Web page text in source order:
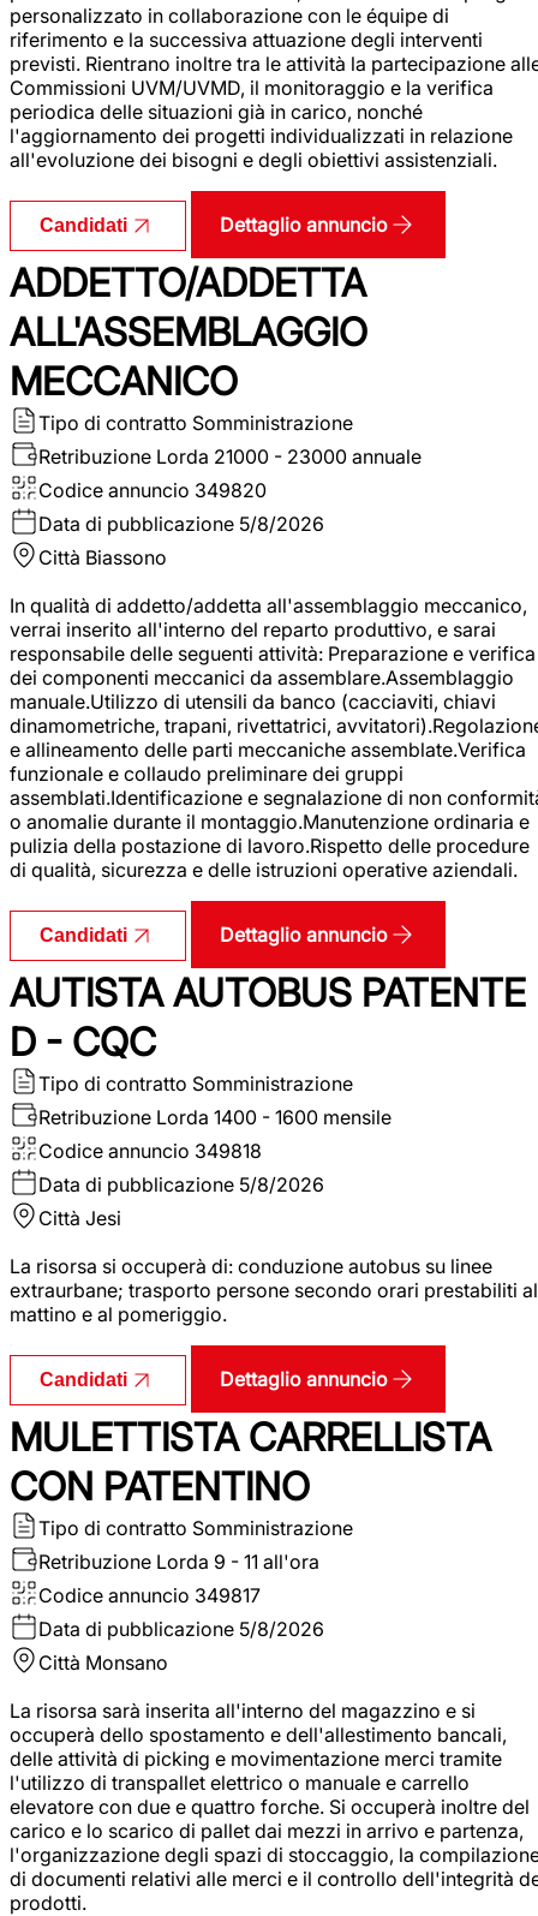
personalizzato in collaborazione con le équipe di
riferimento e la successiva attuazione degli interventi
previsti. Rientrano inoltre tra le attività la partecipazione
Commissioni UVM/UVMD, il monitoraggio e la verifica
periodica delle situazioni già in carico, nonché
l'aggiornamento dei progetti individualizzati in relazione
all'evoluzione dei bisogni e degli obiettivi assistenziali.
Candidati Dettaglio annuncio
ADDETTO/ADDETTA
ALL'ASSEMBLAGGIO
MECCANICO
Tipo di contratto Somministrazione
Retribuzione Lorda 21000 - 23000 annuale
Codice annuncio 349820
Data di pubblicazione 5/8/2026
Città Biassono
In qualità di addetto/addetta all'assemblaggio meccanico,
verrai inserito all'interno del reparto produttivo, e sarai
responsabile delle seguenti attività: Preparazione e verifica
dei componenti meccanici da assemblare.Assemblaggio
manuale.Utilizzo di utensili da banco (cacciaviti, chiavi
dinamometriche, trapani, rivettatrici,
e allineamento delle parti meccaniche assemblate.Verifica
funzionale e collaudo preliminare dei gruppi
assemblati.Identificazione e segnalazione di non
o anomalie durante il montaggio.Manutenzione ordinaria e
pulizia della postazione di lavoro.Rispetto delle procedure
di qualità, sicurezza e delle istruzioni operative aziendali.
Candidati Dettaglio annuncio
AUTISTA AUTOBUS PATENTE
D - CQC
Tipo di contratto Somministrazione
Retribuzione Lorda 1400 - 1600 mensile
Codice annuncio 349818
Data di pubblicazione 5/8/2026
Città Jesi
La risorsa si occuperà di: conduzione autobus su linee
extraurbane; trasporto persone secondo orari prestabiliti al
mattino e al pomeriggio.
Candidati Dettaglio annuncio
MULETTISTA CARRELLISTA
CON PATENTINO
Tipo di contratto Somministrazione
Retribuzione Lorda 9 - 11 all'ora
Codice annuncio 349817
Data di pubblicazione 5/8/2026
Città Monsano
La risorsa sarà inserita all'interno del magazzino e si
occuperà dello spostamento e dell'allestimento bancali,
delle attività di picking e movimentazione merci tramite
l'utilizzo di transpallet elettrico o manuale e carrello
elevatore con due e quattro forche. Si occuperà inoltre del
carico e lo scarico di pallet dai mezzi in arrivo e partenza,
l'organizzazione degli spazi di stoccaggio, la
di documenti relativi alle merci e il controllo dell'integrità
prodotti.